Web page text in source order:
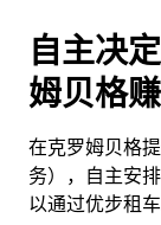
闭
日
历。
自主决
姆贝格
在克罗姆贝格
务），自主安
以通过优步租车